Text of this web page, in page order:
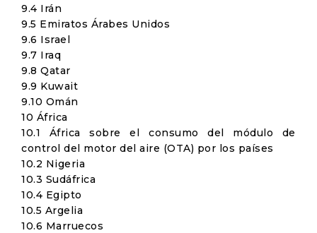
9.4 Irán
9.5 Emiratos Árabes Unidos
9.6 Israel
9.7 Iraq
9.8 Qatar
9.9 Kuwait
9.10 Omán
10 África
10.1 África sobre el consumo del módulo de
control del motor del aire (OTA) por los países
10.2 Nigeria
10.3 Sudáfrica
10.4 Egipto
10.5 Argelia
10.6 Marruecos